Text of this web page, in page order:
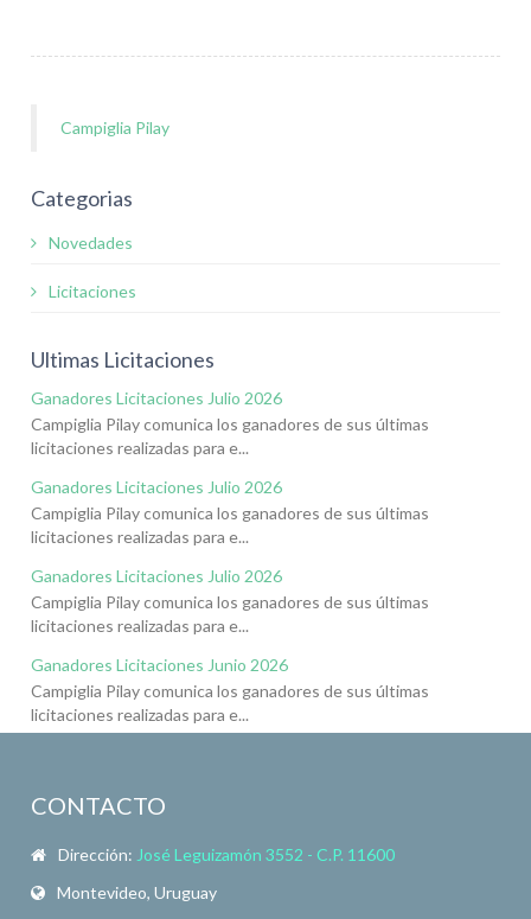
Campiglia Pilay
Categorias
Novedades
Licitaciones
Ultimas Licitaciones
Ganadores Licitaciones Julio 2026
Campiglia Pilay comunica los ganadores de sus últimas
licitaciones realizadas para e...
Ganadores Licitaciones Julio 2026
Campiglia Pilay comunica los ganadores de sus últimas
licitaciones realizadas para e...
Ganadores Licitaciones Julio 2026
Campiglia Pilay comunica los ganadores de sus últimas
licitaciones realizadas para e...
Ganadores Licitaciones Junio 2026
Campiglia Pilay comunica los ganadores de sus últimas
licitaciones realizadas para e...
CONTACTO
Dirección: José Leguizamón 3552 - C.P. 11600
Montevideo, Uruguay